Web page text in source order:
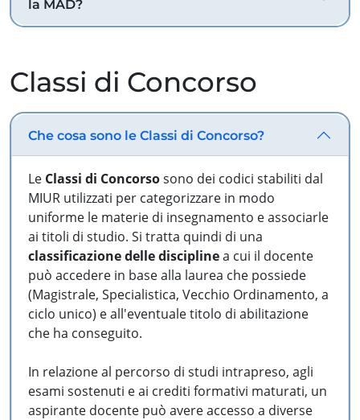
la MAD?
Classi di Concorso
Che cosa sono le Classi di Concorso?
Le Classi di Concorsosono dei codici stabiliti dal
MIUR utilizzati per categorizzare in modo
uniforme le materie di insegnamento e associarle
ai titoli di studio. Si tratta quindi di una
classificazione delle disciplinea cui il docente
può accedere in base alla laurea che possiede
(Magistrale, Specialistica, Vecchio Ordinamento, a
ciclo unico) e all'eventuale titolo di abilitazione
che ha conseguito.
In relazione al percorso di studi intrapreso, agli
esami sostenuti e ai crediti formativi maturati, un
aspirante docente può avere accesso a diverse